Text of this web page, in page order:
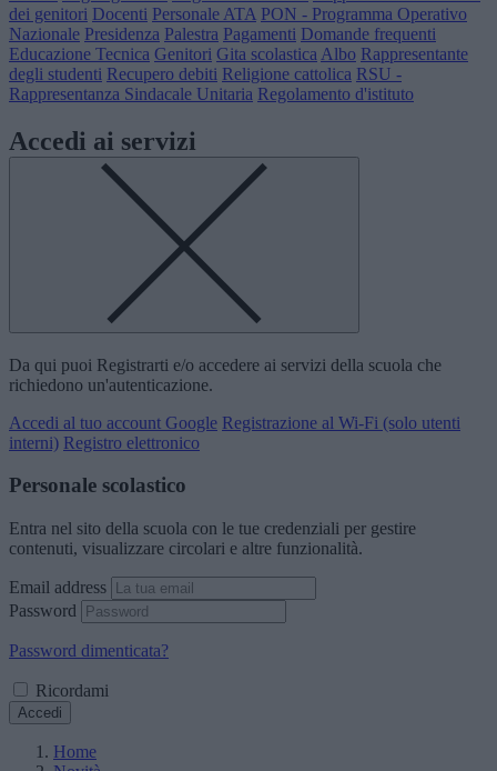
dei genitori Docenti Personale ATA PON - Programma Operativo
Nazionale Presidenza Palestra Pagamenti Domande frequenti
Educazione Tecnica Genitori Gita scolastica Albo Rappresentante
degli studenti Recupero debiti Religione cattolica RSU -
Rappresentanza Sindacale Unitaria Regolamento d'istituto
Accedi ai servizi
Da qui puoi Registrarti e/o accedere ai servizi della scuola che
richiedono un'autenticazione.
Accedi al tuo account Google Registrazione al Wi-Fi (solo utenti
interni) Registro elettronico
Personale scolastico
Entra nel sito della scuola con le tue credenziali per gestire
contenuti, visualizzare circolari e altre funzionalità.
Email address
Password
Password dimenticata?
Ricordami
Accedi
Home